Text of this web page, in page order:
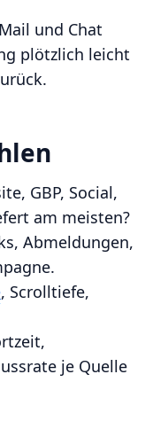
und Chat
plötzlich leicht
GBP, Social,
am meisten?
Abmeldungen,
, Scrolltiefe,
je Quelle